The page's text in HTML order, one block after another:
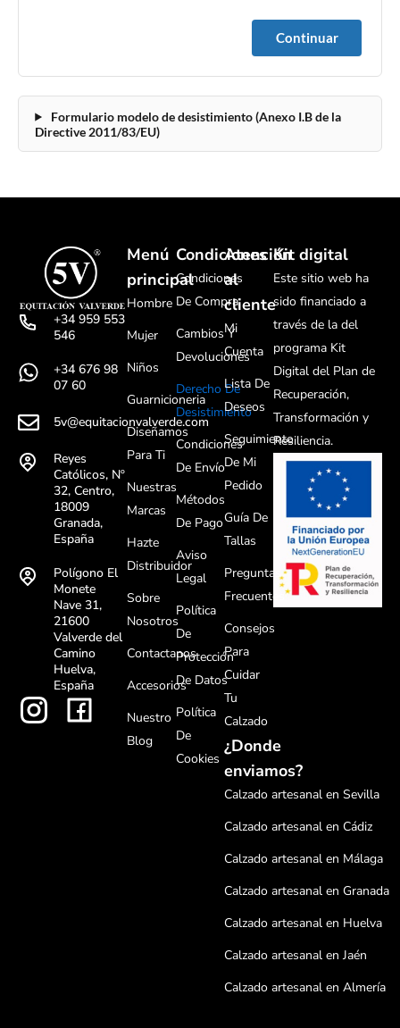
Continuar
Formulario modelo de desistimiento (Anexo I.B de la
Directive 2011/83/EU)
+34 959 553
546
+34 676 98
07 60
5v@equitacionvalverde.com
Reyes
Católicos, Nº
32, Centro,
18009
Granada,
España
Polígono El
Monete
Nave 31,
21600
Valverde del
Camino
Huelva,
España
Menú
principal
Hombre
Mujer
Niños
Guarnicioneria
Diseñamos
Para Ti
Nuestras
Marcas
Hazte
Distribuidor
Sobre
Nosotros
Contactanos
Accesorios
Nuestro
Blog
Condiciones
Condiciones
De Compra
Cambios Y
Devoluciones
Derecho De
Desistimiento
Condiciones
De Envío
Métodos
De Pago
Aviso
Legal
Política
De
Protección
De Datos
Política
De
Cookies
Atención
al
cliente
Mi
Cuenta
Lista De
Deseos
Seguimiento
De Mi
Pedido
Guía De
Tallas
Preguntas
Frecuentes
Consejos
Para
Cuidar
Tu
Calzado
¿Donde
enviamos?
Calzado artesanal en Sevilla
Calzado artesanal en Cádiz
Calzado artesanal en Málaga
Calzado artesanal en Granada
Calzado artesanal en Huelva
Calzado artesanal en Jaén
Calzado artesanal en Almería
Kit digital
Este sitio web ha
sido financiado a
través de la del
programa Kit
Digital del Plan de
Recuperación,
Transformación y
Resiliencia.